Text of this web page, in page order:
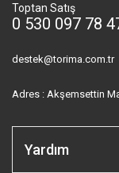
Toptan Satış
0 530 097 78
destek@torima.com.tr
Adres : Akşemsettin
Yardım